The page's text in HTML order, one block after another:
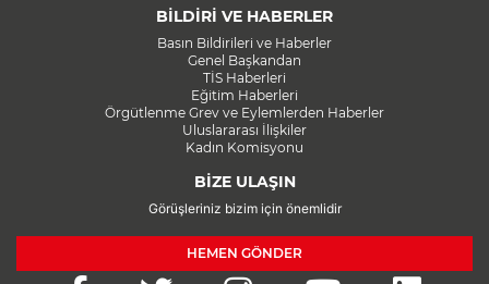
BİLDİRİ VE HABERLER
Basın Bildirileri ve Haberler
Genel Başkandan
TİS Haberleri
Eğitim Haberleri
Örgütlenme Grev ve Eylemlerden Haberler
Uluslararası İlişkiler
Kadın Komisyonu
BİZE ULAŞIN
Görüşleriniz bizim için önemlidir
HEMEN GÖNDER